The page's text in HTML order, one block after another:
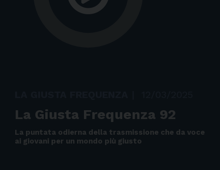
La Giusta Frequenza 92
La puntata odierna della trasmissione che da voce
ai giovani per un mondo più giusto